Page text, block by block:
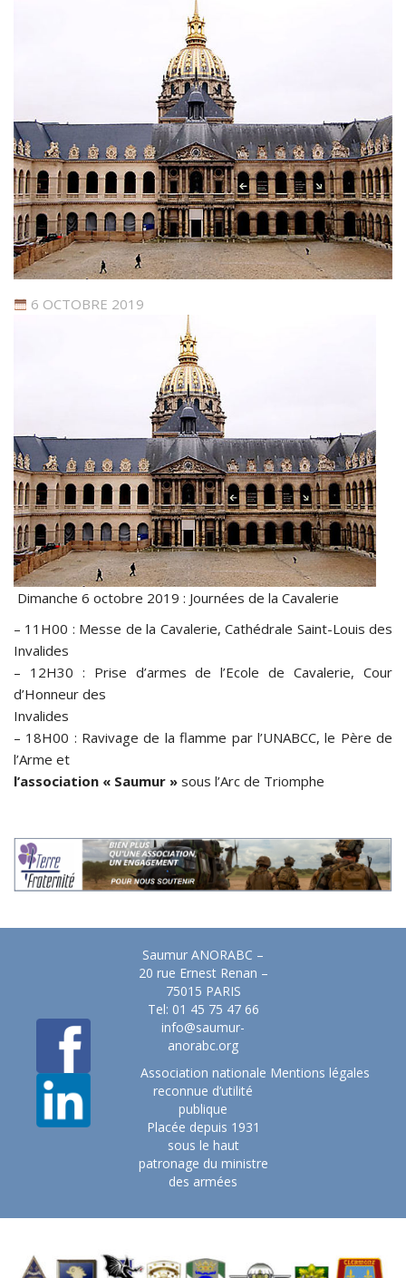
6 OCTOBRE 2019
Dimanche 6 octobre 2019 : Journées de la Cavalerie
– 11H00 : Messe de la Cavalerie, Cathédrale Saint-Louis des
Invalides
– 12H30 : Prise d’armes de l’Ecole de Cavalerie, Cour
d’Honneur des
Invalides
– 18H00 : Ravivage de la flamme par l’UNABCC, le Père de
l’Arme et
l’association « Saumur » sous l’Arc de Triomphe
Saumur ANORABC –
20 rue Ernest Renan –
75015 PARIS
Tel: 01 45 75 47 66
info@saumur-
anorabc.org
Association nationale
reconnue d’utilité
publique
Placée depuis 1931
sous le haut
patronage du ministre
des armées
Mentions légales